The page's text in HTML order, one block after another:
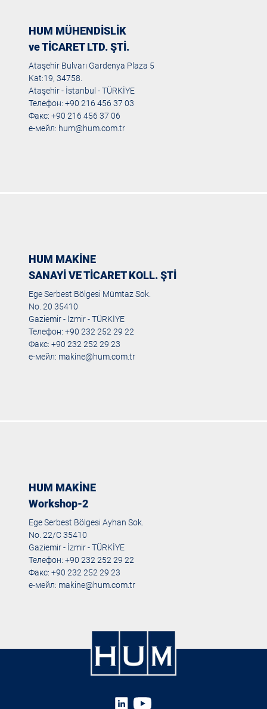
HUM MÜHENDİSLİK
ve TİCARET LTD. ŞTİ.
Ataşehir Bulvarı Gardenya Plaza 5
Kat:19, 34758.
Ataşehir - İstanbul - TÜRKİYE
Телефон: +90 216 456 37 03
Факс: +90 216 456 37 06
е-мейл: hum@hum.com.tr
HUM MAKİNE
SANAYİ VE TİCARET KOLL. ŞTİ
Ege Serbest Bölgesi Mümtaz Sok.
No. 20 35410
Gaziemir - İzmir - TÜRKİYE
Телефон: +90 232 252 29 22
Факс: +90 232 252 29 23
е-мейл: makine@hum.com.tr
HUM MAKİNE
Workshop-2
Ege Serbest Bölgesi Ayhan Sok.
No. 22/C 35410
Gaziemir - İzmir - TÜRKİYE
Телефон: +90 232 252 29 22
Факс: +90 232 252 29 23
е-мейл: makine@hum.com.tr